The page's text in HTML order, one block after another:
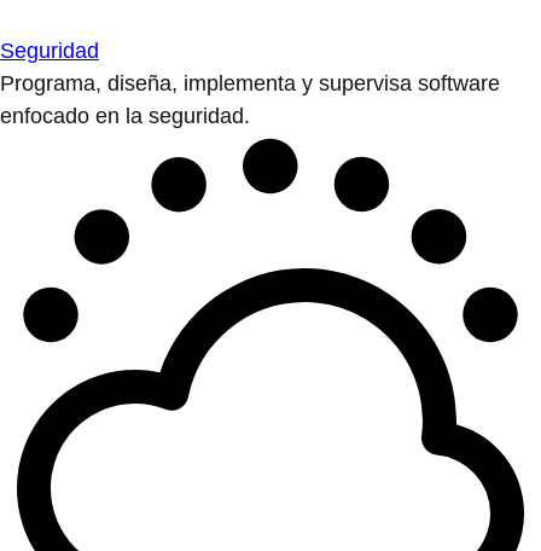
Seguridad
Programa, diseña, implementa y supervisa software
enfocado en la seguridad.